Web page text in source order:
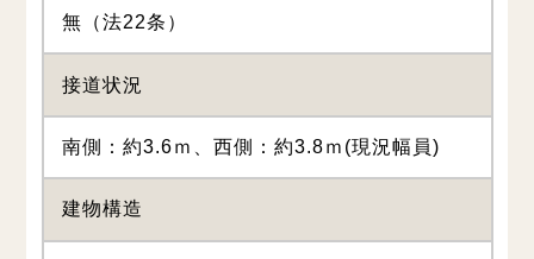
無（法22条）
接道状況
南側：約3.6ｍ、西側：約3.8ｍ(現況幅員)
建物構造